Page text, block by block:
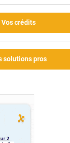
Vos crédits
solutions pros